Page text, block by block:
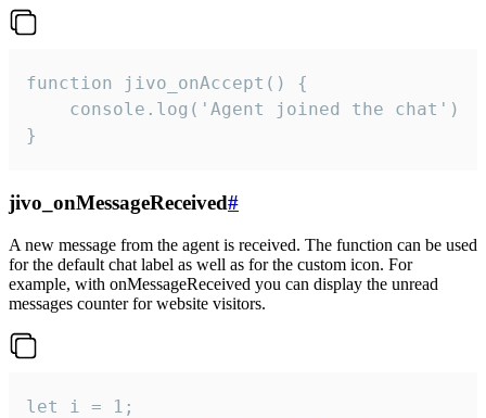
function jivo_onAccept() {
}
jivo_onMessageReceived#
A new message from the agent is received. The function can be used
for the default chat label as well as for the custom icon. For
example, with onMessageReceived you can display the unread
messages counter for website visitors.
let i = 1;